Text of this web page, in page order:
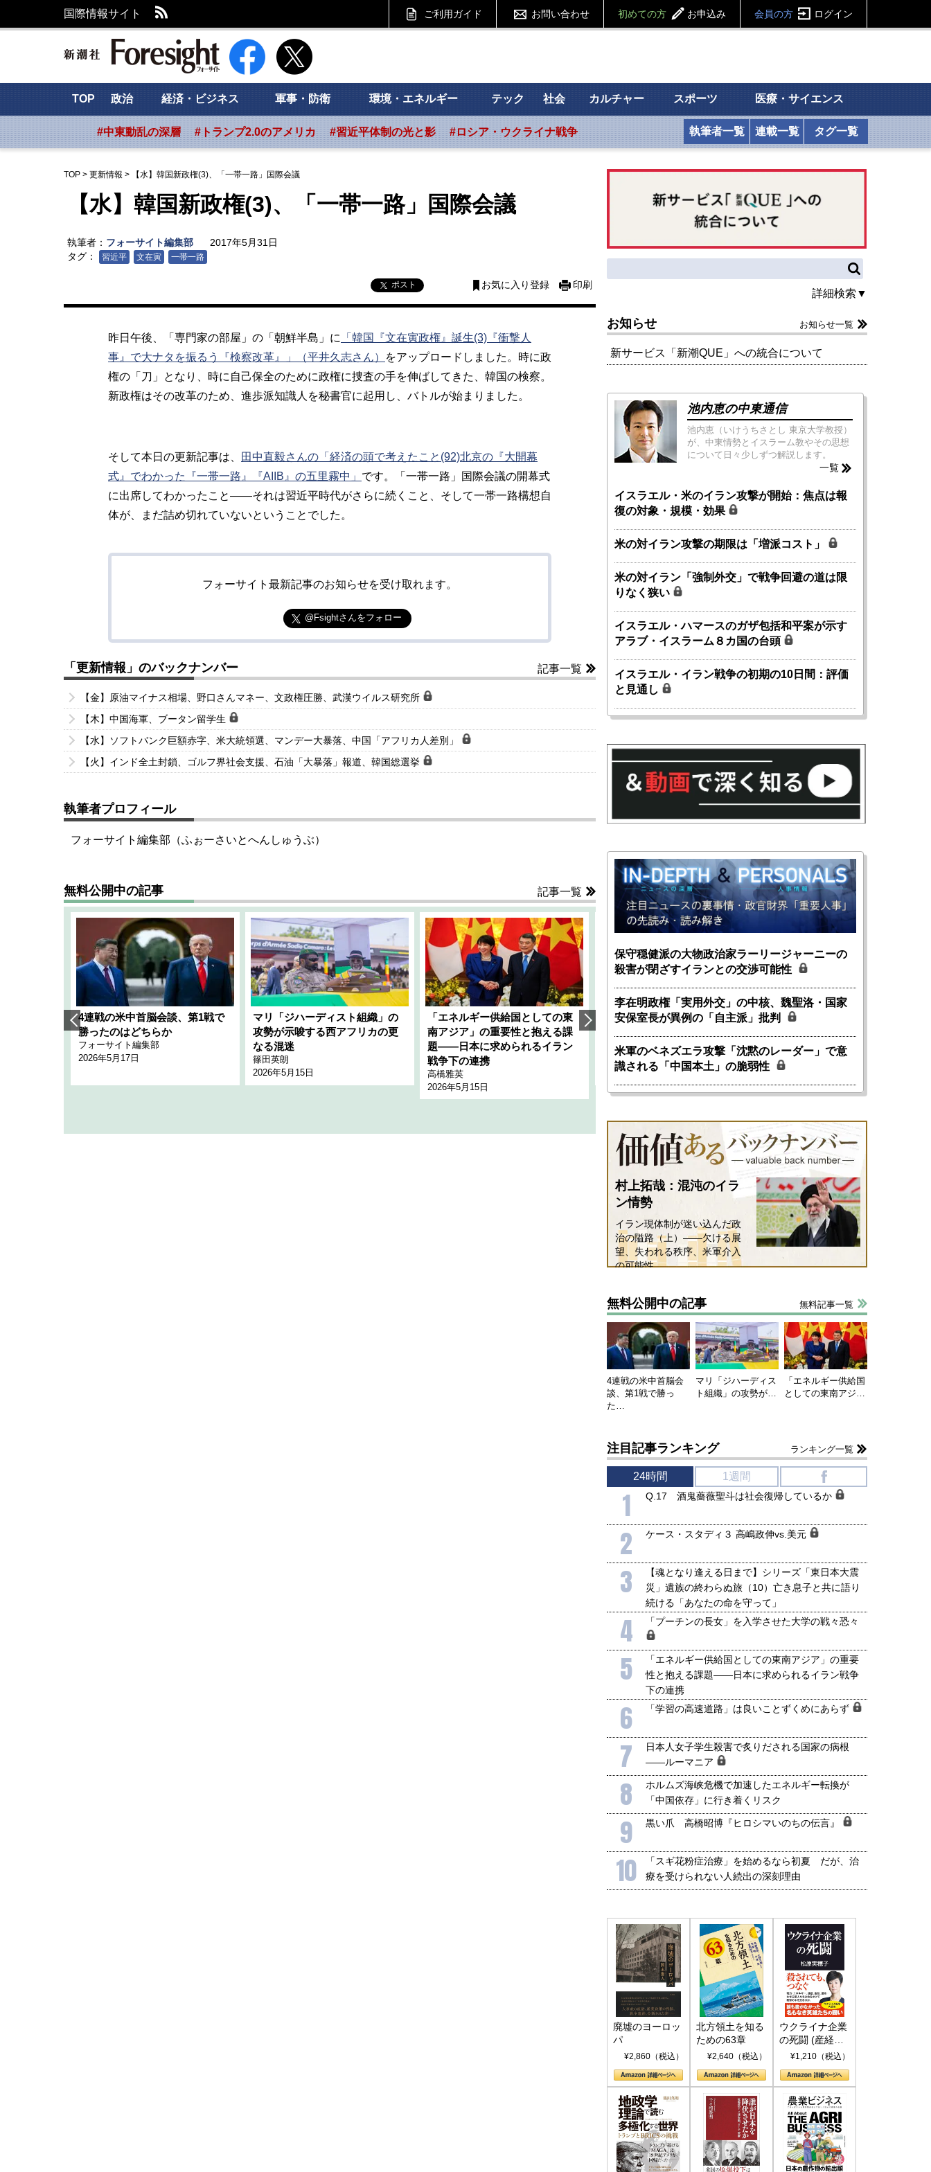
国際情報サイト ご利用ガイド お問い合わせ 初めての方 お申込み 会員の方 ログイン
新潮社 Foresight フォーサイト
TOP 政治 経済・ビジネス 軍事・防衛 環境・エネルギー テック 社会 カルチャー スポーツ 医療・サイエンス
#中東動乱の深層 #トランプ2.0のアメリカ #習近平体制の光と影 #ロシア・ウクライナ戦争 執筆者一覧 連載一覧 タグ一覧
TOP > 更新情報 > 【水】韓国新政権(3)、「一帯一路」国際会議
【水】韓国新政権(3)、「一帯一路」国際会議
執筆者： フォーサイト編集部
2017年5月31日
タグ：
習近平 文在寅 一帯一路
ポスト お気に入り登録 印刷
昨日午後、「専門家の部屋」の「朝鮮半島」に
「韓国『文在寅政権』誕生(3)『衝撃人
事』で大ナタを振るう『検察改革』」（平井久志さん）
をアップロードしました。時に政
権の「刀」となり、時に自己保全のために政権に捜査の手を伸ばしてきた、韓国の検察。
新政権はその改革のため、進歩派知識人を秘書官に起用し、バトルが始まりました。
そして本日の更新記事は、
田中直毅さんの「経済の頭で考えたこと(92)北京の『大開幕
式』でわかった『一帯一路』『AIIB』の五里霧中」 です。「一帯一路」国際会議の開幕式
に出席してわかったこと――それは習近平時代がさらに続くこと、そして一帯一路構想自
体が、まだ詰め切れていないということでした。
フォーサイト最新記事のお知らせを受け取れます。
@Fsightさんをフォロー
「更新情報」のバックナンバー 記事一覧
【金】原油マイナス相場、野口さんマネー、文政権圧勝、武漢ウイルス研究所
【木】中国海軍、ブータン留学生
【水】ソフトバンク巨額赤字、米大統領選、マンデー大暴落、中国「アフリカ人差別」
【火】インド全土封鎖、ゴルフ界社会支援、石油「大暴落」報道、韓国総選挙
執筆者プロフィール
フォーサイト編集部（ふぉーさいとへんしゅうぶ）
無料公開中の記事 記事一覧
4連戦の米中首脳会談、第1戦で
勝ったのはどちらか
フォーサイト編集部
2026年5月17日
マリ「ジハーディスト組織」の
攻勢が示唆する西アフリカの更
なる混迷
篠田英朗
2026年5月15日
「エネルギー供給国としての東
南アジア」の重要性と抱える課
題――日本に求められるイラン
戦争下の連携
高橋雅英
2026年5月15日
韓国にも理解してほしい「極東
全保障協力の意味
千々和泰明
2026年5月15日
ホルムズ海峡危機で加速したエ
行き着くリスク
小山堅
2026年5月14日
詳細検索▼
お知らせ お知らせ一覧
新サービス「新潮QUE」への統合について
池内恵の中東通信
池内恵（いけうちさとし 東京大学教授）
が、中東情勢とイスラーム教やその思想
について日々少しずつ解説します。
一覧
イスラエル・米のイラン攻撃が開始：焦点は報
復の対象・規模・効果
米の対イラン攻撃の期限は「増派コスト」
米の対イラン「強制外交」で戦争回避の道は限
りなく狭い
イスラエル・ハマースのガザ包括和平案が示す
アラブ・イスラーム８カ国の台頭
イスラエル・イラン戦争の初期の10日間：評価
と見通し
保守穏健派の大物政治家ラーリージャーニーの
殺害が閉ざすイランとの交渉可能性
李在明政権「実用外交」の中核、魏聖洛・国家
安保室長が異例の「自主派」批判
米軍のベネズエラ攻撃「沈黙のレーダー」で意
識される「中国本土」の脆弱性
村上拓哉：混沌のイラ
ン情勢
イラン現体制が迷い込んだ政
治の隘路（上）――欠ける展
望、失われる秩序、米軍介入
の可能性
無料公開中の記事 無料記事一覧
4連戦の米中首脳会
談、第1戦で勝っ
た…
マリ「ジハーディス
ト組織」の攻勢が…
「エネルギー供給国
としての東南アジ…
注目記事ランキング ランキング一覧
24時間 1週間
1 Q.17 酒鬼薔薇聖斗は社会復帰しているか
2 ケース・スタディ３ 高嶋政伸vs.美元
3
【魂となり逢える日まで】シリーズ「東日本大震
災」遺族の終わらぬ旅（10）亡き息子と共に語り
続ける「あなたの命を守って」
4 「プーチンの長女」を入学させた大学の戦々恐々
5
「エネルギー供給国としての東南アジア」の重要
性と抱える課題――日本に求められるイラン戦争
下の連携
6 「学習の高速道路」は良いことずくめにあらず
7
日本人女子学生殺害で炙りだされる国家の病根
――ルーマニア
8
ホルムズ海峡危機で加速したエネルギー転換が
「中国依存」に行き着くリスク
9 黒い爪 高橋昭博『ヒロシマいのちの伝言』
10
「スギ花粉症治療」を始めるなら初夏 だが、治
療を受けられない人続出の深刻理由
廃墟のヨーロッ
パ
¥2,860（税込）
北方領土を知る
ための63章
¥2,640（税込）
ウクライナ企業
の死闘 (産経セ
レクト S 039)
¥1,210（税込）